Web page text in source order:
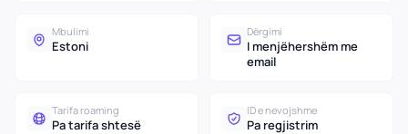
Mbulimi
Estoni
Dërgimi
I menjëhershëm me
email
Tarifa roaming
Pa tarifa shtesë
ID e nevojshme
Pa regjistrim